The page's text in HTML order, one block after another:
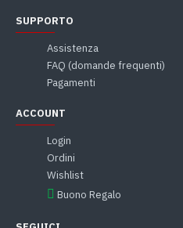
SUPPORTO
Assistenza
FAQ (domande frequenti)
Pagamenti
ACCOUNT
Login
Ordini
Wishlist
Buono Regalo